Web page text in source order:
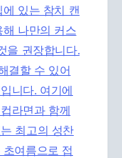
있는 참치 캔
나만의 커스
을 권장합니다.
결할 수 있어
니다. 여기에
라면과 함께
최고의 성찬
여름으로 접